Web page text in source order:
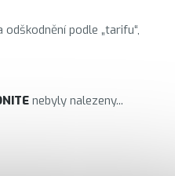
Magazín JOY.BIKE
podle „tarifu“,
nebyly nalezeny...